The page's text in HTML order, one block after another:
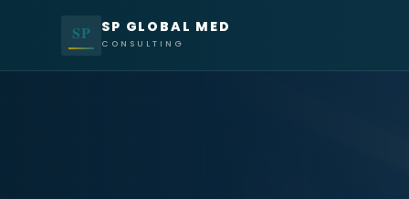
SP SP GLOBAL MED
CONSULTING